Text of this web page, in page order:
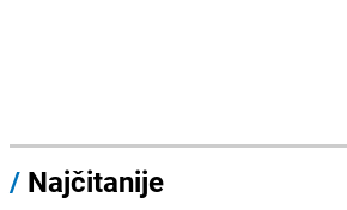
/ Najčitanije